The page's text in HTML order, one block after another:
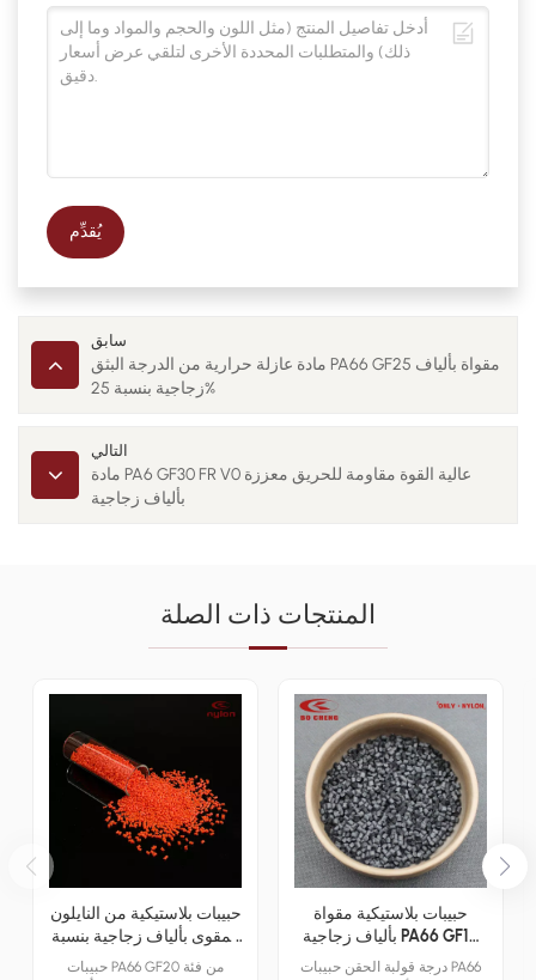
يُقدِّم
سابق
مادة عازلة حرارية من الدرجة البثق PA66 GF25 مقواة بألياف
زجاجية بنسبة 25%
التالي
مادة PA6 GF30 FR V0 عالية القوة مقاومة للحريق معززة
بألياف زجاجية
المنتجات ذات الصلة
حبيبات بلاستيكية من النايلون
المقوى بألياف زجاجية بنسبة
20% PA66 GF20 حبيبات PA66 GF20 من فئة
حبيبات بلاستيكية مقواة
بألياف زجاجية PA66 GF15
درجة قولبة الحقن حبيبات PA66